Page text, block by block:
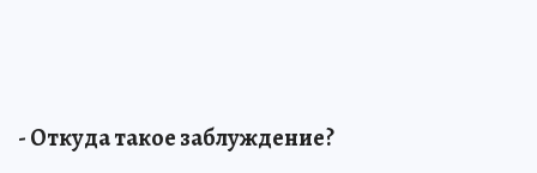
- Откуда такое заблуждение?